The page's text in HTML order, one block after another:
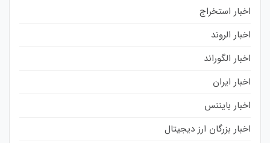
اخبار استخراج
اخبار الروند
اخبار الگوراند
اخبار ایران
اخبار بایننس
اخبار بزرگان ارز دیجیتال